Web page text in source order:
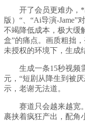
开了会员更难办，*
版）“、“Ai导演-Jame”
不竭降低成本，极大缓
盒”的痛点。画质粗拙
未授权的环境下，生成
生成一条15秒视频需
元，“短剧从降生到被
示，老谢无法道。
赛道只会越来越宽。
裹挟着疯狂产出，配角